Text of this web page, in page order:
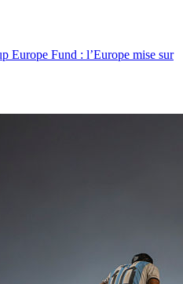
Europe Fund : l’Europe mise sur